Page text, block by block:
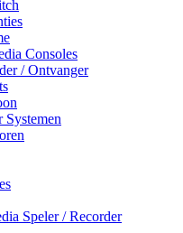
Consoles
/ Ontvanger
Systemen
Speler / Recorder